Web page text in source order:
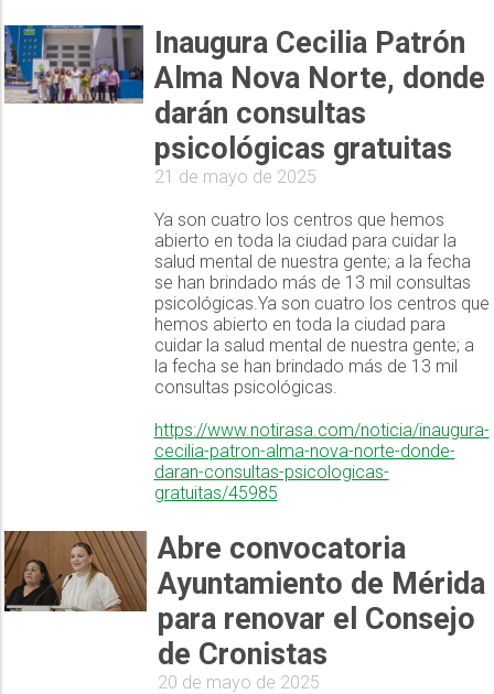
Inaugura Cecilia Patrón
Alma Nova Norte, donde
darán consultas
psicológicas gratuitas
21 de mayo de 2025
Ya son cuatro los centros que hemos
abierto en toda la ciudad para cuidar la
salud mental de nuestra gente; a la fecha
se han brindado más de 13 mil consultas
psicológicas.Ya son cuatro los centros que
hemos abierto en toda la ciudad para
cuidar la salud mental de nuestra gente; a
la fecha se han brindado más de 13 mil
consultas psicológicas.
https://www.notirasa.com/noticia/inaugura-
cecilia-patron-alma-nova-norte-donde-
daran-consultas-psicologicas-
gratuitas/45985
Abre convocatoria
Ayuntamiento de Mérida
para renovar el Consejo
de Cronistas
20 de mayo de 2025